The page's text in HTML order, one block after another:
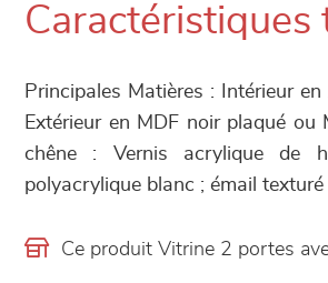
Caractéristiques
Principales Matières : Intérieur
Extérieur en MDF noir plaqué
chêne : Vernis acrylique de
polyacrylique blanc ; émail
Ce produit Vitrine 2 portes